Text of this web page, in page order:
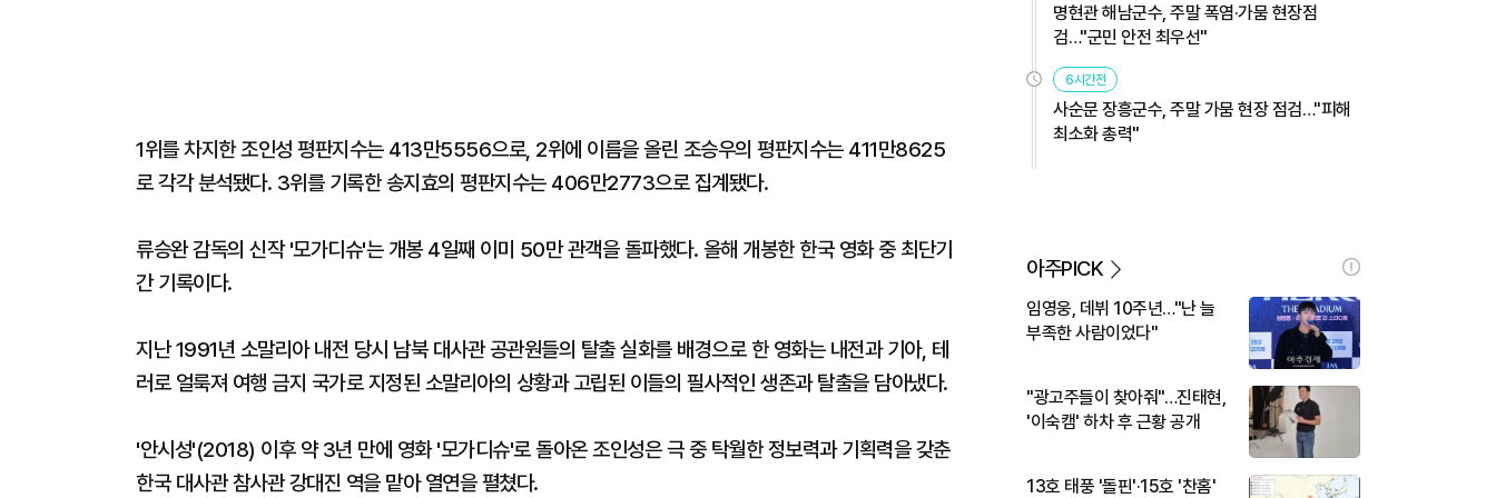
1위를 차지한 조인성 평판지수는 413만5556으로, 2위에 이름을 올린 조승우의 평판지수는 411만8625
로 각각 분석됐다. 3위를 기록한 송지효의 평판지수는 406만2773으로 집계됐다.
류승완 감독의 신작 '모가디슈'는 개봉 4일째 이미 50만 관객을 돌파했다. 올해 개봉한 한국 영화 중 최단기
간 기록이다.
지난 1991년 소말리아 내전 당시 남북 대사관 공관원들의 탈출 실화를 배경으로 한 영화는 내전과 기아, 테
러로 얼룩져 여행 금지 국가로 지정된 소말리아의 상황과 고립된 이들의 필사적인 생존과 탈출을 담아냈다.
'안시성'(2018) 이후 약 3년 만에 영화 '모가디슈'로 돌아온 조인성은 극 중 탁월한 정보력과 기획력을 갖춘
한국 대사관 참사관 강대진 역을 맡아 열연을 펼쳤다.
명현관 해남군수, 주말 폭염·가뭄 현장점
검…"군민 안전 최우선"
6시간전
사순문 장흥군수, 주말 가뭄 현장 점검…"피해
최소화 총력"
아주PICK
임영웅, 데뷔 10주년…"난 늘
부족한 사람이었다"
"광고주들이 찾아줘"…진태현,
'이숙캠' 하차 후 근황 공개
13호 태풍 '돌핀'·15호 '찬홈'